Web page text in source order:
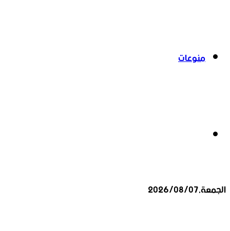
منوعات
الجمعة,2026/08/07